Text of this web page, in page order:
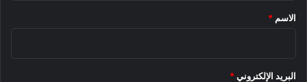
*
الاسم *
البريد الإلكتروني *